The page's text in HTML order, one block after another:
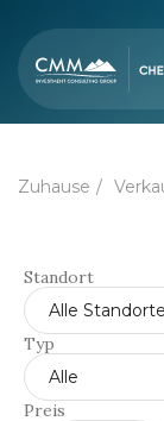
Zuhause
Standort
Alle Standorte
Typ
Alle
Preis